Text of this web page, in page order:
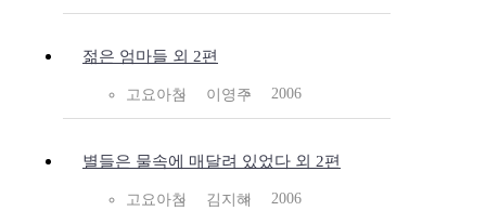
젊은 엄마들 외 2편
고요아침 이영주 2006
별들은 물속에 매달려 있었다 외 2편
고요아침 김지혜 2006